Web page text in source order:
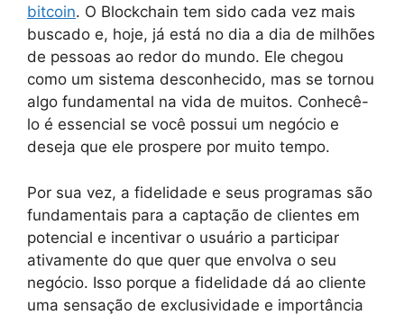
bitcoin. O Blockchain tem sido cada vez mais
buscado e, hoje, já está no dia a dia de milhões
de pessoas ao redor do mundo. Ele chegou
como um sistema desconhecido, mas se tornou
algo fundamental na vida de muitos. Conhecê-
lo é essencial se você possui um negócio e
deseja que ele prospere por muito tempo.
Por sua vez, a fidelidade e seus programas são
fundamentais para a captação de clientes em
potencial e incentivar o usuário a participar
ativamente do que quer que envolva o seu
negócio. Isso porque a fidelidade dá ao cliente
uma sensação de exclusividade e importância